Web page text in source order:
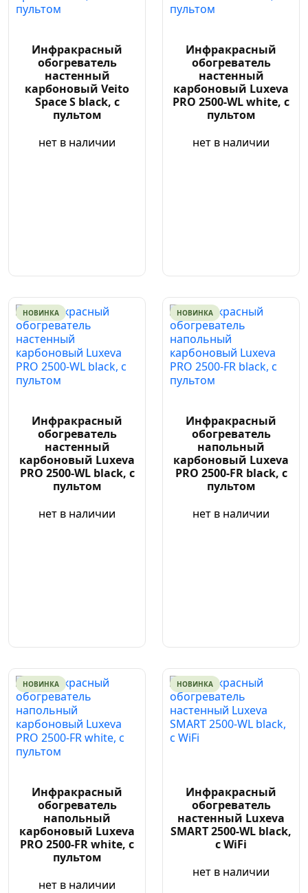
Инфракрасный
обогреватель
настенный
карбоновый Veito
Space S black, с
пультом
нет в наличии
Инфракрасный
обогреватель
настенный
карбоновый Luxeva
PRO 2500-WL white, с
пультом
нет в наличии
НОВИНКА
Инфракрасный
обогреватель
настенный
карбоновый Luxeva
PRO 2500-WL black, с
пультом
нет в наличии
НОВИНКА
Инфракрасный
обогреватель
напольный
карбоновый Luxeva
PRO 2500-FR black, с
пультом
нет в наличии
НОВИНКА
Инфракрасный
обогреватель
напольный
карбоновый Luxeva
PRO 2500-FR white, с
пультом
нет в наличии
НОВИНКА
Инфракрасный
обогреватель
настенный Luxeva
SMART 2500-WL black,
с WiFi
нет в наличии